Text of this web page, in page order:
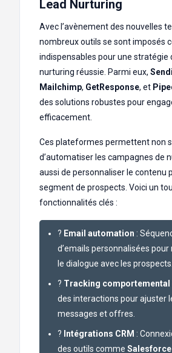
Lead Nurturing
Avec l’avènement des nouvelles
nombreux outils se sont imposés
indispensables pour une stratégie
nurturing réussie. Parmi eux,
Mailchimp, GetResponse, et
des solutions robustes pour
efficacement.
Ces plateformes permettent non
d’automatiser les campagnes de
aussi de personnaliser le contenu
segment de prospects. Voici un
fonctionnalités clés :
? Email automation :
d’emails personnalisées
le dialogue avec les prospects.
? Tracking comportemental
des interactions pour ajuster
messages et offres.
?️ Intégrations CRM :
des outils comme Salesforce